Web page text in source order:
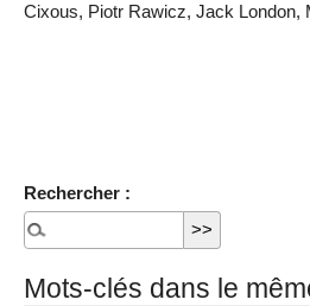
Cixous, Piotr Rawicz, Jack London,
Rechercher :
Mots-clés dans le